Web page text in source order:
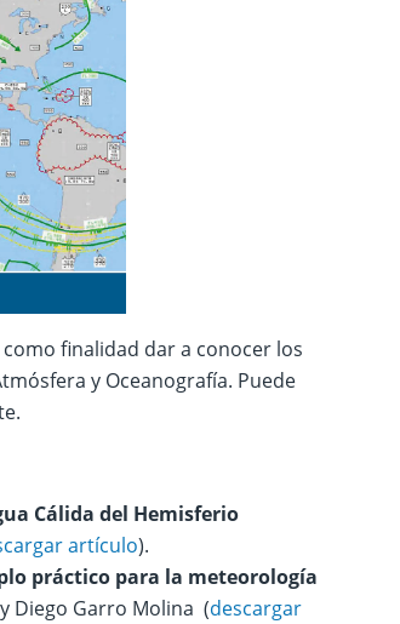
finalidad dar a conocer los
y Oceanografía. Puede
Cálida del Hemisferio
artículo).
práctico para la meteorología
Diego Garro Molina (descargar